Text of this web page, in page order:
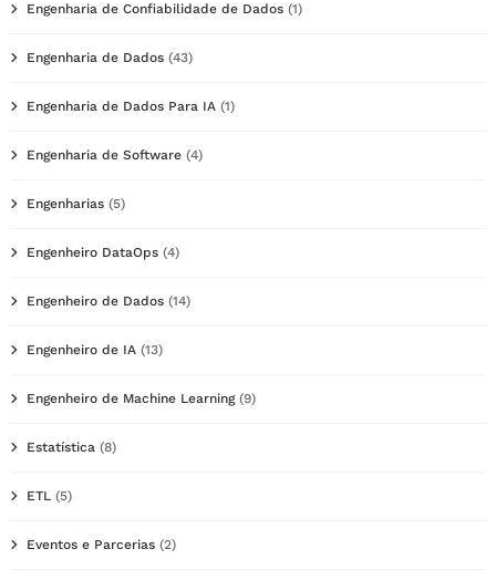
Engenharia de Confiabilidade de Dados (1)
Engenharia de Dados (43)
Engenharia de Dados Para IA (1)
Engenharia de Software (4)
Engenharias (5)
Engenheiro DataOps (4)
Engenheiro de Dados (14)
Engenheiro de IA (13)
Engenheiro de Machine Learning(9)
Estatística (8)
ETL (5)
Eventos e Parcerias (2)